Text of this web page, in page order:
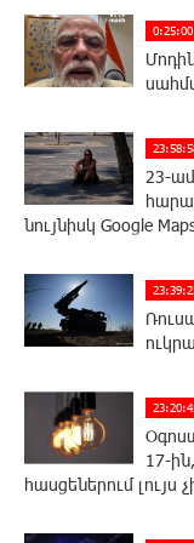
23-
նույնիսկ Google
17-
հասցեներում լույս